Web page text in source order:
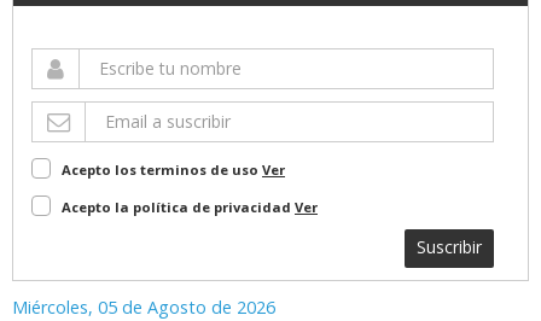
Acepto los terminos de uso Ver
Acepto la política de privacidad Ver
Suscribir
Miércoles, 05 de Agosto de 2026